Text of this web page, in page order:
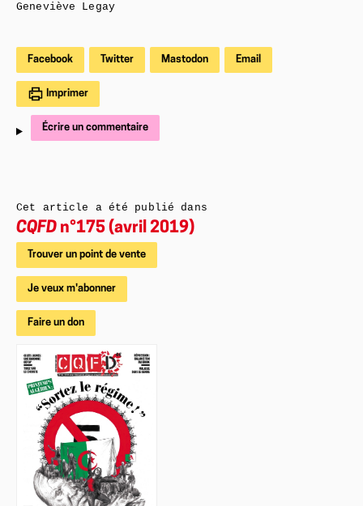
Geneviève Legay
Facebook Twitter Mastodon Email
Imprimer
Écrire un commentaire
Cet article a été publié dans
CQFD n°175 (avril 2019)
Trouver un point de vente
Je veux m'abonner
Faire un don